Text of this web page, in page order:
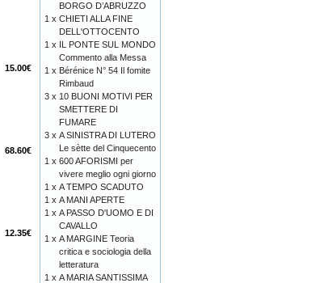
15.00€
68.60€
12.35€
BORGO D’ABRUZZO
1 x CHIETI ALLA FINE
DELL'OTTOCENTO
1 x IL PONTE SUL MONDO
Commento alla Messa
1 x Bérénice N° 54 Il fomite
Rimbaud
3 x 10 BUONI MOTIVI PER
SMETTERE DI
FUMARE
3 x A SINISTRA DI LUTERO
Le sètte del Cinquecento
1 x 600 AFORISMI per
vivere meglio ogni giorno
1 x A TEMPO SCADUTO
1 x A MANI APERTE
1 x A PASSO D'UOMO E DI
CAVALLO
1 x A MARGINE Teoria
critica e sociologia della
letteratura
1 x A MARIA SANTISSIMA